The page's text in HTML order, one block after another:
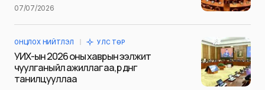
Сэтгэгдэл*
07/07/2026
ОНЦЛОХ НИЙТЛЭЛ УЛС ТӨР
УИХ-ын 2026 оны хаврын ээлжит
чуулганы үйл ажиллагаа, үр дүнг
танилцууллаа